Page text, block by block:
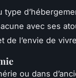
avec ses
de l’envie de
ou dans